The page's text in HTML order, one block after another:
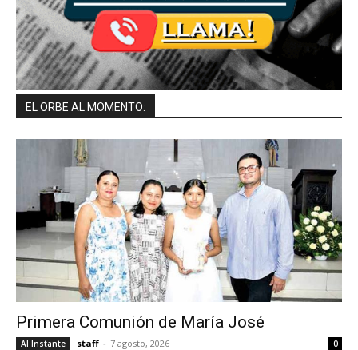
EL ORBE AL MOMENTO:
Primera Comunión de María José
Al Instante staff - 7 agosto, 2026 0